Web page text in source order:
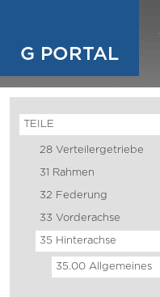
G PORTAL
TEILE
28 Verteilergetriebe
31 Rahmen
32 Federung
33 Vorderachse
35 Hinterachse
35.00 Allgemeines